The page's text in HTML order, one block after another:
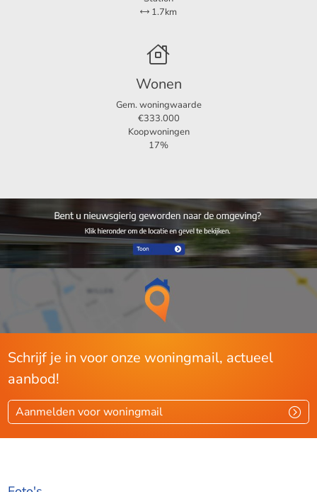
1.7km
Wonen
Gem. woningwaarde
€333.000
Koopwoningen
17%
Schrijf je in voor onze woningmail, actueel
aanbod!
Aanmelden voor woningmail